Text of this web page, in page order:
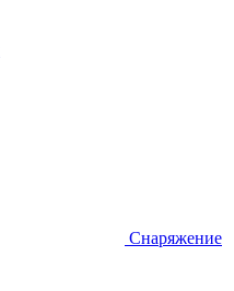
Снаряжение